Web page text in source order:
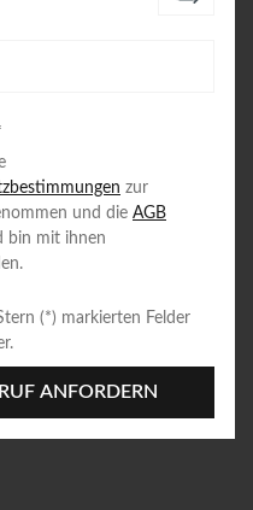
zur
und die AGB
bin mit ihnen
(*) markierten Felder
ANFORDERN